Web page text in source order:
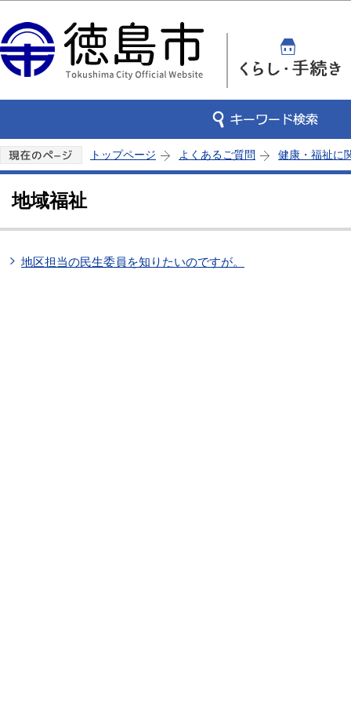
トップページ よくあるご質問 健康・福祉に
地域福祉
地区担当の民生委員を知りたいのですが。